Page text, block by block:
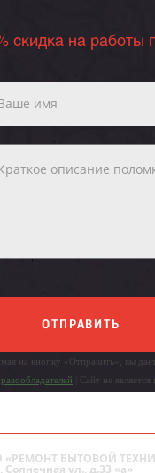
скидка на работы
ОТПРАВИТЬ
на кнопку «Отправить», вы
| Сайт не
БЫТОВОЙ
ул., д.33 «а»